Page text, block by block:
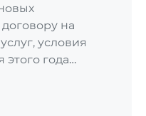
на
условия
года…